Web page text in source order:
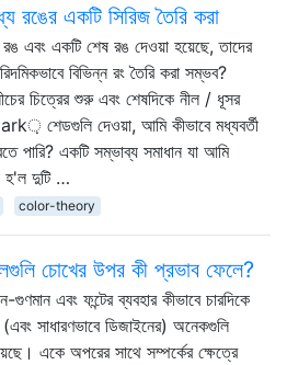
রঙের একটি সিরিজ তৈরি করা
এবং একটি শেষ রঙ দেওয়া হয়েছে, তাদের
বিভিন্ন রং তৈরি করা সম্ভব?
চিত্রের শুরু এবং শেষদিকে নীল / ধূসর
শেডগুলি দেওয়া, আমি কীভাবে মধ্যবর্তী
পারি? একটি সম্ভাব্য সমাধান যা আমি
হ'ল দুটি …
color-theory
চোখের উপর কী প্রভাব ফেলে?
এবং ফন্টের ব্যবহার কীভাবে চারদিকে
সাধারণভাবে ডিজাইনের) অনেকগুলি
একে অপরের সাথে সম্পর্কের ক্ষেত্রে